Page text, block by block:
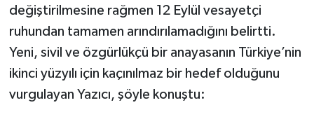
değiştirilmesine rağmen 12 Eylül vesayetçi
ruhundan tamamen arındırılamadığını belirtti.
Yeni, sivil ve özgürlükçü bir anayasanın Türkiye’nin
ikinci yüzyılı için kaçınılmaz bir hedef olduğunu
vurgulayan Yazıcı, şöyle konuştu: